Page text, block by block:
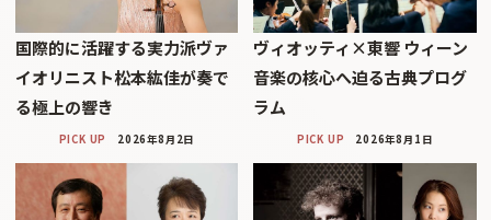
国際的に活躍する実力派ヴァ
イオリニスト松本紘佳が奏で
る極上の響き
PICK UP 2026年8月2日
ヴィオッティ×東響 ウィーン
音楽の核心へ迫る古典プログ
ラム
PICK UP 2026年8月1日